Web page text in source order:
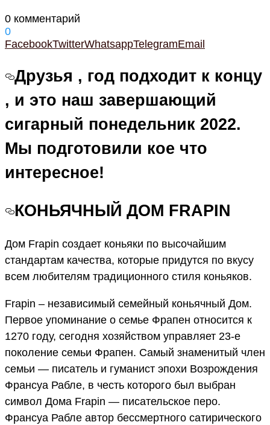
0 комментарий
0
FacebookTwitterWhatsappTelegramEmail
Друзья , год подходит к концу
, и это наш завершающий
сигарный понедельник 2022.
Мы подготовили кое что
интересное!
КОНЬЯЧНЫЙ ДОМ FRAPIN
Дом Frapin создает коньяки по высочайшим
стандартам качества, которые придутся по вкусу
всем любителям традиционного стиля коньяков.
Frapin – независимый семейный коньячный Дом.
Первое упоминание о семье Фрапен относится к
1270 году, сегодня хозяйством управляет 23-е
поколение семьи Фрапен. Самый знаменитый член
семьи — писатель и гуманист эпохи Возрождения
Франсуа Рабле, в честь которого был выбран
символ Дома Frapin — писательское перо.
Франсуа Рабле автор бессмертного сатирического